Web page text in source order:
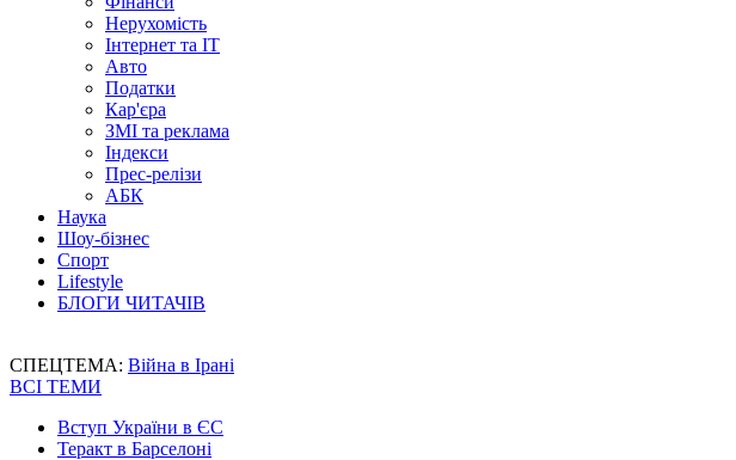
Нерухомість
Інтернет та IT
Авто
Податки
Кар'єра
ЗМІ та реклама
Індекси
Прес-релізи
АБК
Наука
Шоу-бізнес
Спорт
Lifestyle
БЛОГИ ЧИТАЧІВ
СПЕЦТЕМА: Війна в Ірані
ВСІ ТЕМИ
Вступ України в ЄС
Теракт в Барселоні